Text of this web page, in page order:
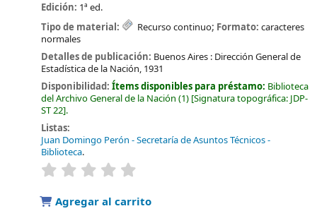
Edición: 1ª ed.
Tipo de material:
Recurso continuo; Formato: caracteres
normales
Detalles de publicación: Buenos Aires : Dirección General de
Estadística de la Nación, 1931
Disponibilidad:Ítems disponibles para préstamo: Biblioteca
del Archivo General de la Nación (1) Signatura topográfica: JDP-
ST 22 .
Listas:
Juan Domingo Perón - Secretaría de Asuntos Técnicos -
Biblioteca.
valoración
Agregar al carrito